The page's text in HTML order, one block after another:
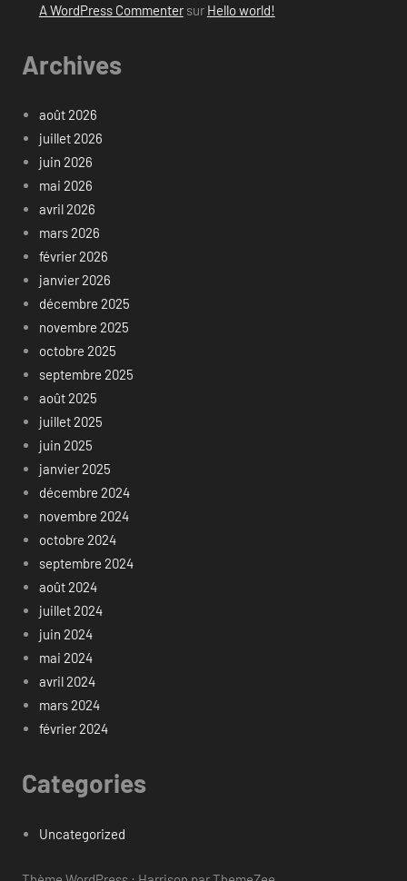
A WordPress Commentersur Hello world!
Archives
août 2026
juillet 2026
juin 2026
mai 2026
avril 2026
mars 2026
février 2026
janvier 2026
décembre 2025
novembre 2025
octobre 2025
septembre 2025
août 2025
juillet 2025
juin 2025
janvier 2025
décembre 2024
novembre 2024
octobre 2024
septembre 2024
août 2024
juillet 2024
juin 2024
mai 2024
avril 2024
mars 2024
février 2024
Categories
Uncategorized